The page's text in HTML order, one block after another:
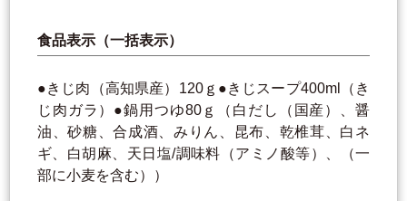
食品表示（一括表示）
●きじ肉（高知県産）120ｇ●きじスープ400ml（き
じ肉ガラ）●鍋用つゆ80ｇ（白だし（国産）、醤
油、砂糖、合成酒、みりん、昆布、乾椎茸、白ネ
ギ、白胡麻、天日塩/調味料（アミノ酸等）、（一
部に小麦を含む））